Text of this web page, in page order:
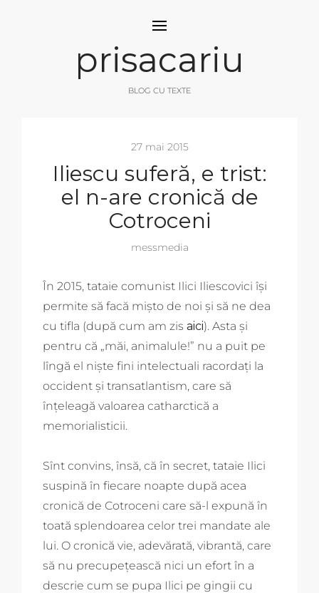
prisacariu
BLOG CU TEXTE
27 mai 2015
Iliescu suferă, e trist:
el n-are cronică de
Cotroceni
messmedia
În 2015, tataie comunist Ilici Iliescovici își
permite să facă mișto de noi și să ne dea
cu tifla (după cum am zis aici). Asta și
pentru că „măi, animalule!” nu a puit pe
lîngă el niște fini intelectuali racordați la
occident și transatlantism, care să
înțeleagă valoarea catharctică a
memorialisticii.
Sînt convins, însă, că în secret, tataie Ilici
suspină în fiecare noapte după acea
cronică de Cotroceni care să-l expună în
toată splendoarea celor trei mandate ale
lui. O cronică vie, adevărată, vibrantă, care
să nu precupețească nici un efort în a
descrie cum se pupa Ilici pe gingii cu